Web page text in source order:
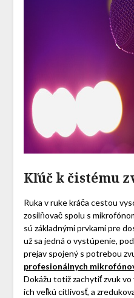
Kľúč k čistému
Ruka v ruke kráča cestou
zosilňovač spolu s
sú základnými prvkami pre
už sa jedná o vystúpenie,
prejav spojený s potrebou
profesionálnych
Dokážu totiž zachytiť zvuk
ich veľkú citlivosť, a